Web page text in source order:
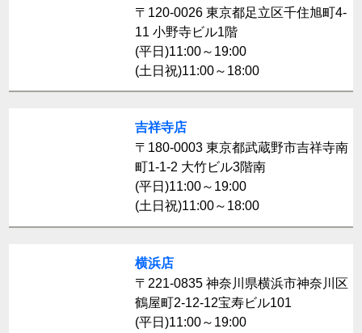
〒120-0026 東京都足立区千住旭町4-
11 小野寺ビル1階
(平日)11:00～19:00
(土日祝)11:00～18:00
吉祥寺店
〒180-0003 東京都武蔵野市吉祥寺南
町1-1-2 大竹ビル3階南
(平日)11:00～19:00
(土日祝)11:00～18:00
横浜店
〒221-0835 神奈川県横浜市神奈川区
鶴屋町2-12-12宝寿ビル101
(平日)11:00～19:00